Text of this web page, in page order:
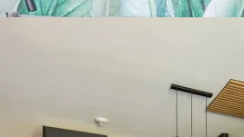
SuperApart